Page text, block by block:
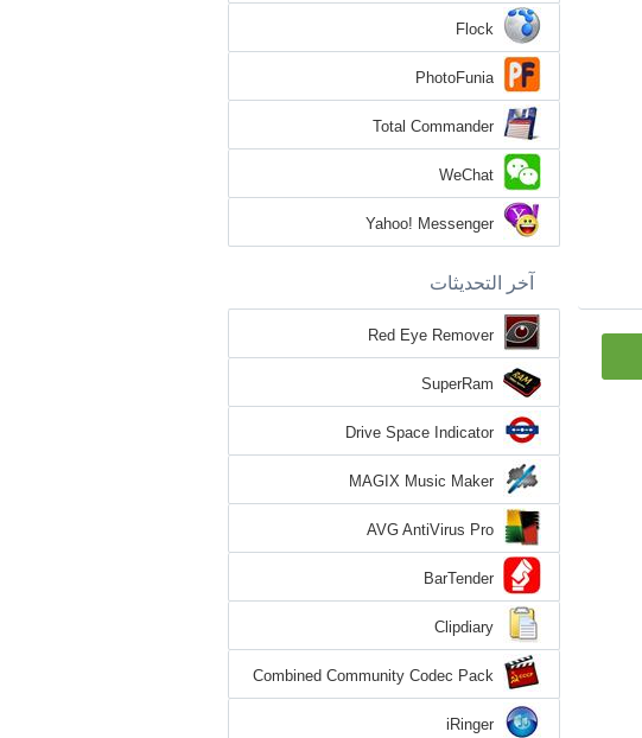
Flock
PhotoFunia
Total Commander
WeChat
Yahoo! Messenger
آخر التحديثات
Red Eye Remover
SuperRam
Drive Space Indicator
MAGIX Music Maker
AVG AntiVirus Pro
BarTender
Clipdiary
Combined Community Codec Pack
iRinger